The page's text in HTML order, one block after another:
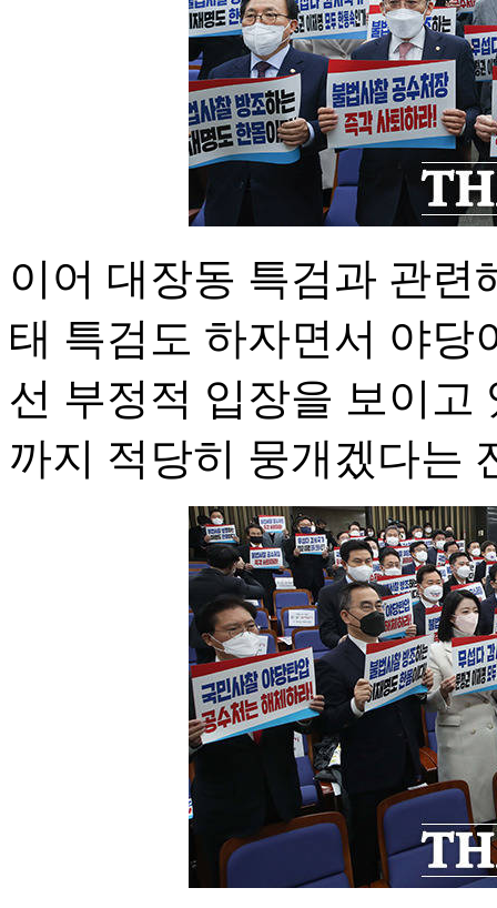
이어 대장동 특검과 관
태 특검도 하자면서 야당
선 부정적 입장을 보이
까지 적당히 뭉개겠다는